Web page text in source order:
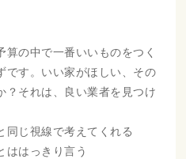
の中で一番いいものをつく
です。いい家がほしい、その
？それは、良い業者を見つけ
同じ視線で考えてくれる
ははっきり言う